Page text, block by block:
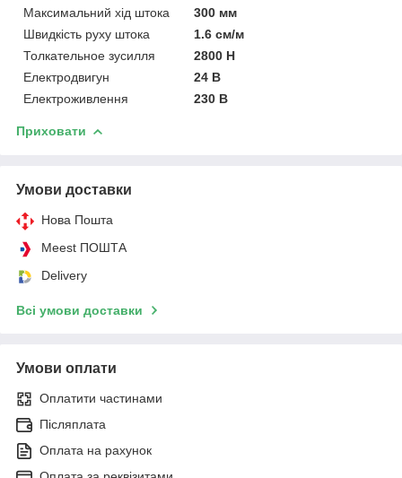
Максимальний хід штока
300 мм
Швидкість руху штока
1.6 см/м
Толкательное зусилля
2800 Н
Електродвигун
24 В
Електроживлення
230 В
Приховати
Умови доставки
Нова Пошта
Meest ПОШТА
Delivery
Всі умови доставки
Умови оплати
Оплатити частинами
Післяплата
Оплата на рахунок